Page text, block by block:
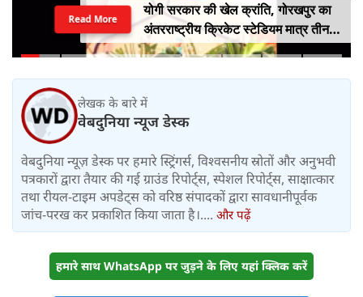
योगी सरकार की खेल क्रांति, गोरखपुर का
अंतरराष्ट्रीय क्रिकेट स्टेडियम मात्र तीन
महीने में लगभग 20% तैयार
Read More
लेखक के बारे में
वेबदुनिया न्यूज डेस्क
वेबदुनिया न्यूज़ डेस्क पर हमारे स्ट्रिंगर्स, विश्वसनीय स्रोतों और अनुभवी
पत्रकारों द्वारा तैयार की गई ग्राउंड रिपोर्ट्स, स्पेशल रिपोर्ट्स, साक्षात्कार
तथा रीयल-टाइम अपडेट्स को वरिष्ठ संपादकों द्वारा सावधानीपूर्वक
जांच-परख कर प्रकाशित किया जाता है।.... और पढ़ें
हमारे साथ WhatsApp पर जुड़ने के लिए यहां क्लिक करें